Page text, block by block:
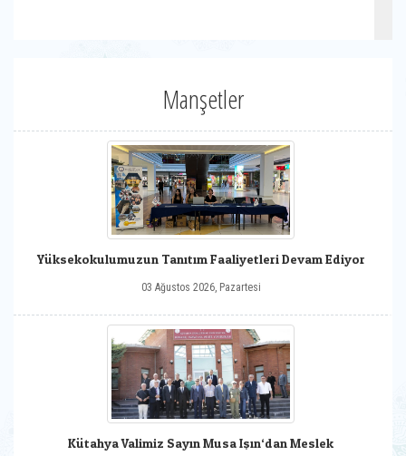
Manşetler
Yüksekokulumuzun Tanıtım Faaliyetleri Devam Ediyor
03 Ağustos 2026, Pazartesi
Kütahya Valimiz Sayın Musa Işın‘dan Meslek